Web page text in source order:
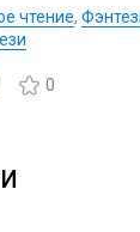
чтение,
0